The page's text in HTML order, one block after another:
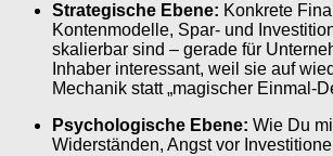
Strategische Ebene: Konkrete
Kontenmodelle, Spar- und
skalierbar sind – gerade für
Inhaber interessant, weil sie auf
Mechanik statt „magischer Einmal-
Psychologische Ebene: Wie Du
Widerständen, Angst vor